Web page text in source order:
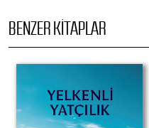
BENZER KITAPLAR